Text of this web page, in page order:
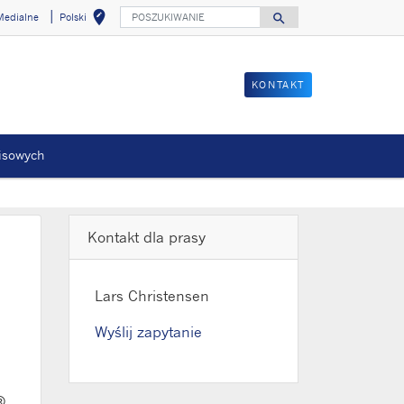
Polski edit_locationWybierz swoją
POSZUKIWANIE
search
Search
KONTAKT
Kontakt dla prasy
Lars Christensen
Wyślij zapytanie